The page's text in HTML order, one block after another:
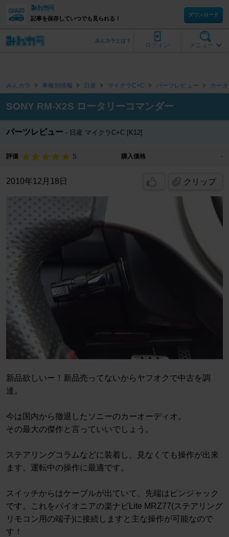
記事を保存していつでも見られる！
ダウンロード
メニュー
ログイン
みんカラとは？
みんカラ 車種別情報 日産 マイクラC+C パーツレビュー カー
SONY RM-X2S ロータリーコマンダー
パーツレビュー 日産 マイクラC+C [K12]
評価 5 購入価格 -
2010年12月18日 クリップ
新品欲しいー！新品売ってないからヤフオクで中古を調
達。
今は国内から撤退したソニーのカーオーディオ。
その最大の傑作と言っていいでしょう。
ステアリングコラムなどに装着し、見なくても操作が出来
ます。運転中の操作に最適です。
スイッチからはケーブルが出ていて、先端はピンジャック
です。これをパイオニアの楽ナビLite MRZ77(ステアリング
リモコン用の端子)に接続しますと主な操作が可能なので
す！